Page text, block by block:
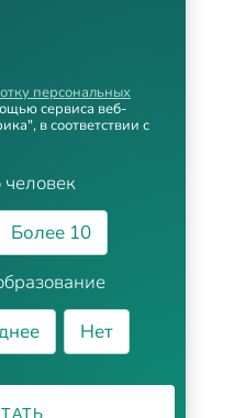
человек
Более 10
Нет
персональных
сервиса веб-
в соответствии с